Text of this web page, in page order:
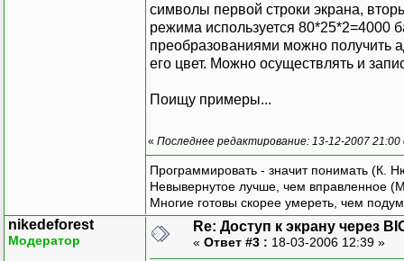
символы первой строки экрана,
режима используется 80*25*2=4000
преобразованиями можно получить
его цвет. Можно осуществлять и
Поищу примеры...
« Последнее редактирование: 13-12-2007
Программировать - значит понимать (К.
Невывернутое лучше, чем вправленное
Многие готовы скорее умереть, чем
nikedeforest
Модератор
Re: Доступ к экрану через
« Ответ #3 : 18-03-2006 12:39 »